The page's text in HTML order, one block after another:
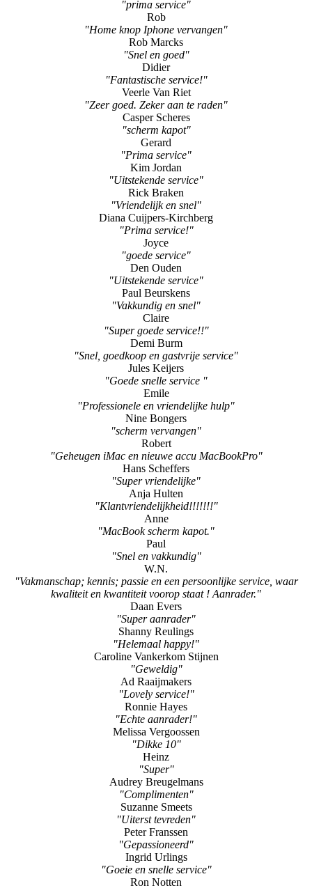
"prima service"
Rob
"Home knop Iphone vervangen"
Rob Marcks
"Snel en goed"
Didier
"Fantastische service!"
Veerle Van Riet
"Zeer goed. Zeker aan te raden"
Casper Scheres
"scherm kapot"
Gerard
"Prima service"
Kim Jordan
"Uitstekende service"
Rick Braken
"Vriendelijk en snel"
Diana Cuijpers-Kirchberg
"Prima service!"
Joyce
"goede service"
Den Ouden
"Uitstekende service"
Paul Beurskens
"Vakkundig en snel"
Claire
"Super goede service!!"
Demi Burm
"Snel, goedkoop en gastvrije service"
Jules Keijers
"Goede snelle service "
Emile
"Professionele en vriendelijke hulp"
Nine Bongers
"scherm vervangen"
Robert
"Geheugen iMac en nieuwe accu MacBookPro"
Hans Scheffers
"Super vriendelijke"
Anja Hulten
"Klantvriendelijkheid!!!!!!!"
Anne
"MacBook scherm kapot."
Paul
"Snel en vakkundig"
W.N.
"Vakmanschap; kennis; passie en een persoonlijke service, waar
kwaliteit en kwantiteit voorop staat ! Aanrader."
Daan Evers
"Super aanrader"
Shanny Reulings
"Helemaal happy!"
Caroline Vankerkom Stijnen
"Geweldig"
Ad Raaijmakers
"Lovely service!"
Ronnie Hayes
"Echte aanrader!"
Melissa Vergoossen
"Dikke 10"
Heinz
"Super"
Audrey Breugelmans
"Complimenten"
Suzanne Smeets
"Uiterst tevreden"
Peter Franssen
"Gepassioneerd"
Ingrid Urlings
"Goeie en snelle service"
Ron Notten